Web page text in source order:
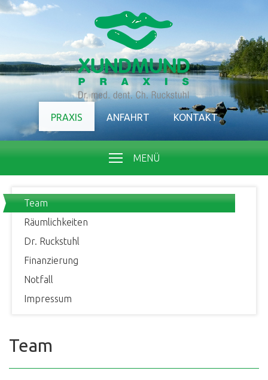
PRAXIS ANFAHRT KONTAKT
MENÜ
Team
Räumlichkeiten
Dr. Ruckstuhl
Finanzierung
Notfall
Impressum
Team